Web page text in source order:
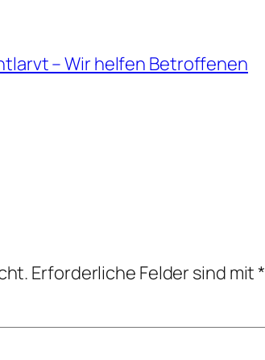
– Wir helfen Betroffenen
Erforderliche Felder sind mit*